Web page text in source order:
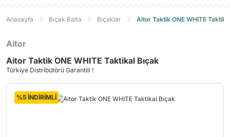
Anasayfa Bıçak Balta Bıçaklar Aitor Taktik ONE WHITE
Aitor
Aitor Taktik ONE WHITE Taktikal Bıçak
Türkiye Distribütörü Garantili !
%5 İNDİRİMLİ